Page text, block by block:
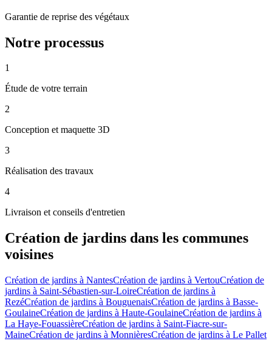
Garantie de reprise des végétaux
Notre processus
1
Étude de votre terrain
2
Conception et maquette 3D
3
Réalisation des travaux
4
Livraison et conseils d'entretien
Création de jardins dans les communes
voisines
Création de jardins à NantesCréation de jardins à VertouCréation de
jardins à Saint-Sébastien-sur-LoireCréation de jardins à
RezéCréation de jardins à BouguenaisCréation de jardins à Basse-
GoulaineCréation de jardins à Haute-GoulaineCréation de jardins à
La Haye-FouassièreCréation de jardins à Saint-Fiacre-sur-
MaineCréation de jardins à MonnièresCréation de jardins à Le Pallet